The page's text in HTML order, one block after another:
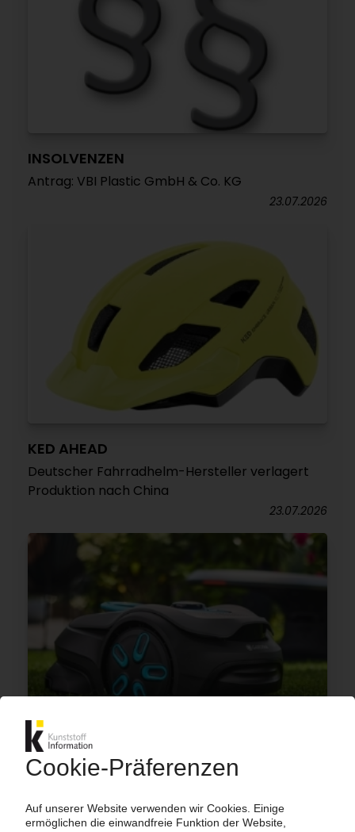
INSOLVENZEN
Antrag: VBI Plastic GmbH & Co. KG
23.07.2026
KED AHEAD
Deutscher Fahrradhelm-Hersteller verlagert
Produktion nach China
23.07.2026
GARDENA
Bewässerungsgeschäft federt Rückgang bei
motorisierten Gartengeräten nur teilweise ab
22.07.2026